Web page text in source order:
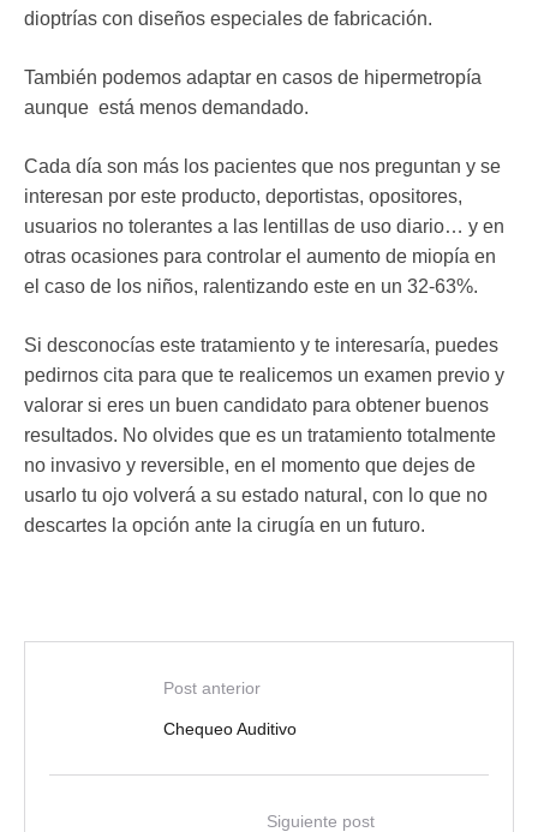
dioptrías con diseños especiales de fabricación.
También podemos adaptar en casos de hipermetropía
aunque está menos demandado.
Cada día son más los pacientes que nos preguntan y se
interesan por este producto, deportistas, opositores,
usuarios no tolerantes a las lentillas de uso diario… y en
otras ocasiones para controlar el aumento de miopía en
el caso de los niños, ralentizando este en un 32-63%.
Si desconocías este tratamiento y te interesaría, puedes
pedirnos cita para que te realicemos un examen previo y
valorar si eres un buen candidato para obtener buenos
resultados. No olvides que es un tratamiento totalmente
no invasivo y reversible, en el momento que dejes de
usarlo tu ojo volverá a su estado natural, con lo que no
descartes la opción ante la cirugía en un futuro.
Post anterior
Chequeo Auditivo
Siguiente post